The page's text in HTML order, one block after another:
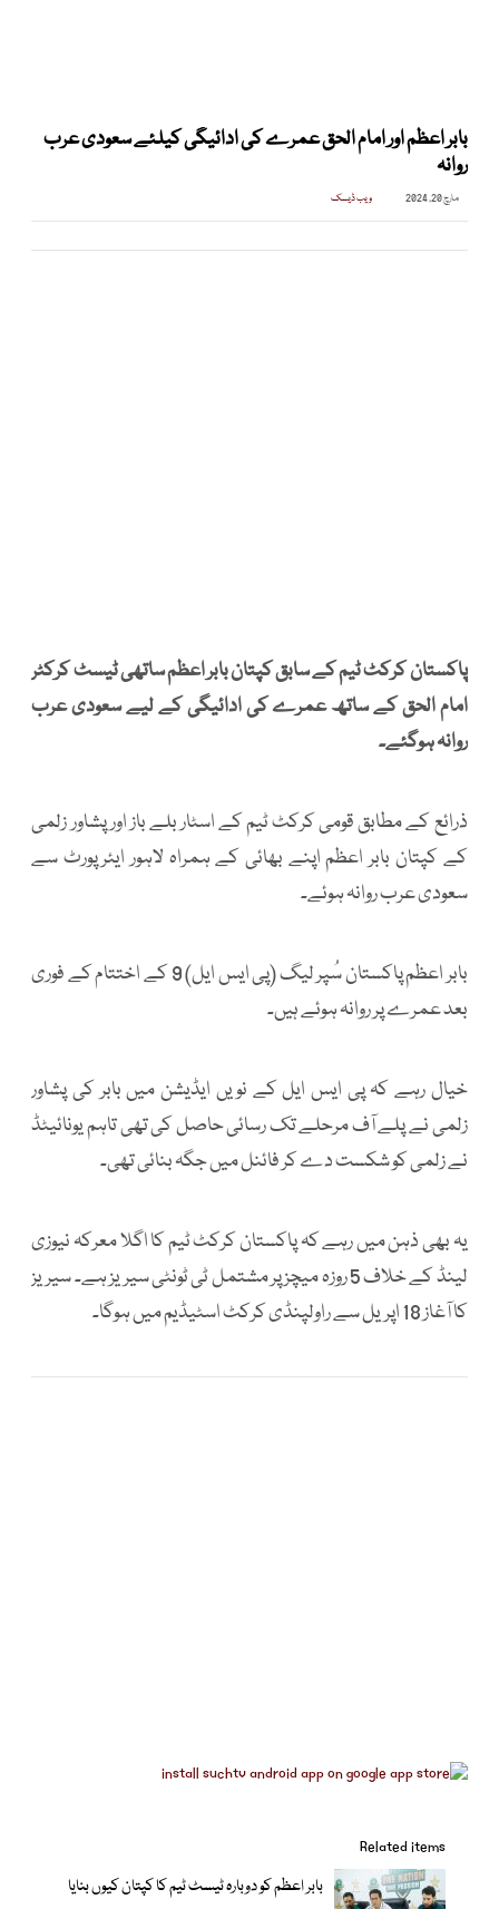
بابر اعظم اور امام الحق عمرے کی ادائیگی کیلئے سعودی عرب
روانہ
مارچ 20, 2024 ویب ڈیسک
پاکستان کرکٹ ٹیم کے سابق کپتان بابر اعظم ساتھی ٹیسٹ کرکٹر
امام الحق کے ساتھ عمرے کی ادائیگی کے لیے سعودی عرب
روانہ ہوگئے۔
ذرائع کے مطابق قومی کرکٹ ٹیم کے اسٹار بلے باز اور پشاور زلمی
کے کپتان بابر اعظم اپنے بھائی کے ہمراہ لاہور ایئرپورٹ سے
سعودی عرب روانہ ہوئے۔
بابر اعظم پاکستان سُپر لیگ (پی ایس ایل) 9 کے اختتام کے فوری
بعد عمرے پر روانہ ہوئے ہیں۔
خیال رہے کہ پی ایس ایل کے نویں ایڈیشن میں بابر کی پشاور
زلمی نے پلے آف مرحلے تک رسائی حاصل کی تھی تاہم یونائیٹڈ
نے زلمی کو شکست دے کر فائنل میں جگہ بنائی تھی۔
یہ بھی ذہن میں رہے کہ پاکستان کرکٹ ٹیم کا اگلا معرکہ نیوزی
لینڈ کے خلاف 5 روزہ میچز پر مشتمل ٹی ٹونٹی سیریز ہے۔ سیریز
کا آغاز 18 اپریل سے راولپنڈی کرکٹ اسٹیڈیم میں ہوگا۔
Related items
بابر اعظم کو دوبارہ ٹیسٹ ٹیم کا کپتان کیوں بنایا